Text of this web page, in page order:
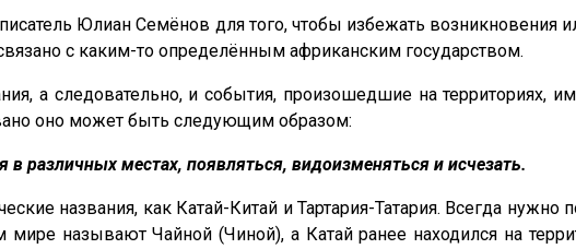
Юлиан Семёнов для того, чтобы избежать возникновения
с каким-то определённым африканским государством.
а следовательно, и события, произошедшие на территориях,
оно может быть следующим образом:
различных местах, появляться, видоизменяться и исчезать.
названия, как Катай-Китай и Тартария-Татария. Всегда нужно
называют Чайной (Чиной), а Катай ранее находился на